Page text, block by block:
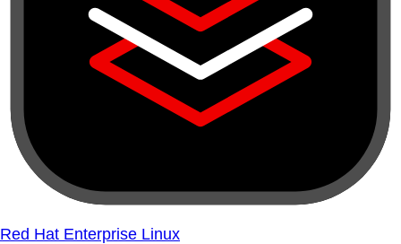
Red Hat Enterprise Linux